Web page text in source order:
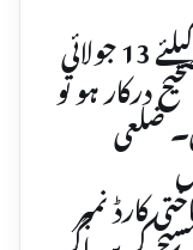
ووٹ کے اندراج اور درستگی کیلئے 13 جولائی
درکار ہو تو
ضلعی
کارڈ نمبر